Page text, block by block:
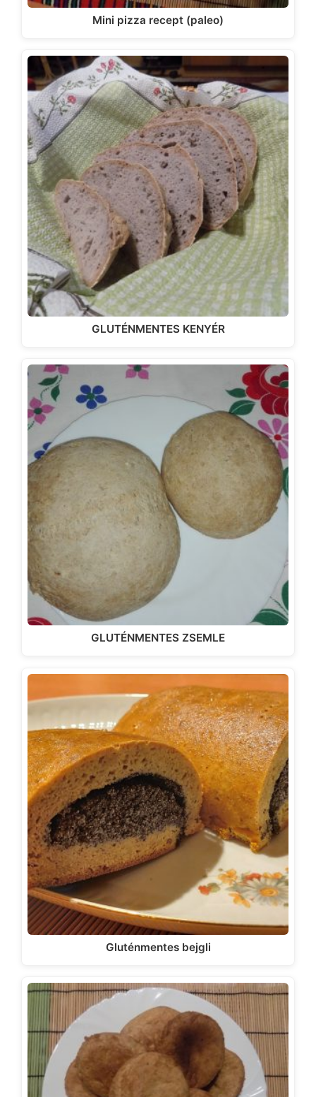
Mini pizza recept (paleo)
GLUTÉNMENTES KENYÉR
GLUTÉNMENTES ZSEMLE
Gluténmentes bejgli